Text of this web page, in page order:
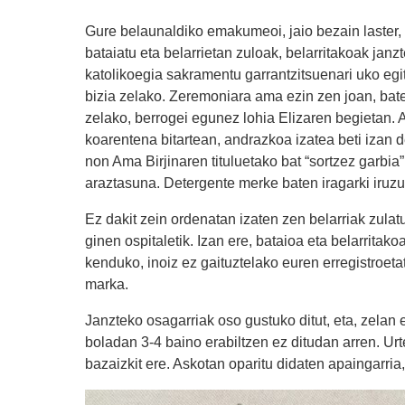
Gure belaunaldiko emakumeoi, jaio bezain
bataiatu eta belarrietan zuloak, belarritakoak
katolikoegia sakramentu garrantzitsuenari uko
bizia zelako. Zeremoniara ama ezin zen joan,
zelako, berrogei egunez lohia Elizaren begietan.
koarentena bitartean, andrazkoa izatea beti izan
non Ama Birjinaren tituluetako bat “sortzez
araztasuna. Detergente merke baten iragarki
Ez dakit zein ordenatan izaten zen belarriak
ginen ospitaletik. Izan ere, bataioa eta
kenduko, inoiz ez gaituztelako euren
marka.
Janzteko osagarriak oso gustuko ditut, eta,
boladan 3-4 baino erabiltzen ez ditudan arren.
bazaizkit ere. Askotan oparitu didaten